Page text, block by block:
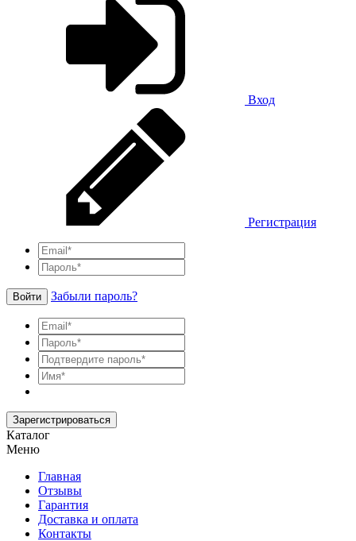
Вход
Регистрация
Войти Забыли пароль?
Зарегистрироваться
Каталог
Меню
Главная
Отзывы
Гарантия
Доставка и оплата
Контакты